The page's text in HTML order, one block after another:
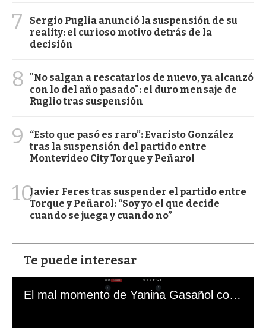
7
Sergio Puglia anunció la suspensión de su
reality: el curioso motivo detrás de la
decisión
8
"No salgan a rescatarlos de nuevo, ya alcanzó
con lo del año pasado": el duro mensaje de
Ruglio tras suspensión
9
“Esto que pasó es raro”: Evaristo González
tras la suspensión del partido entre
Montevideo City Torque y Peñarol
10Javier Feres tras suspender el partido entre
Torque y Peñarol: “Soy yo el que decide
cuando se juega y cuando no”
Te puede interesar
El mal momento de Yanina Gasañol con un hincha argentino en "Subrayado"